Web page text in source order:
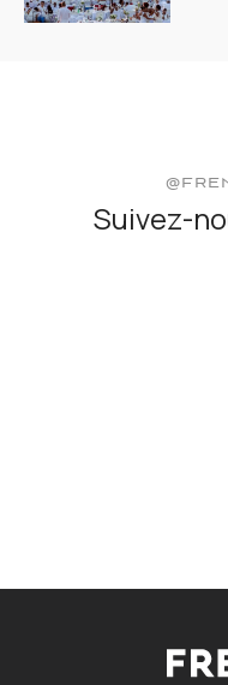
Suivez-